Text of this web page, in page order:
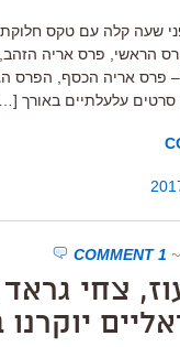
שעה קלה עם טקס
פרס אריה הכסף, הפרס
סרטים עלעלתיים באורך
~
1 COMMENT
צחי גראד